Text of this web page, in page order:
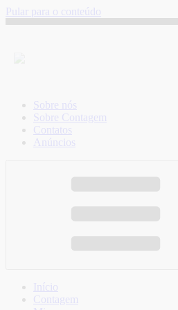
Pular para o conteúdo
Sobre nós
Sobre Contagem
Contatos
Anúncios
Início
Contagem